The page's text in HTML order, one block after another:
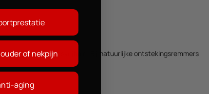
je meer bewegingsvrijheid. Bij natuurlijke ontstekingsremmers
of nekpijn
aging